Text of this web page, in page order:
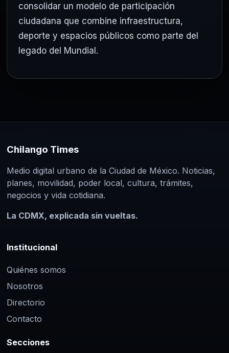
consolidar un modelo de participación
ciudadana que combine infraestructura,
deporte y espacios públicos como parte del
legado del Mundial.
Chilango Times
Medio digital urbano de la Ciudad de México. Noticias,
planes, movilidad, poder local, cultura, trámites,
negocios y vida cotidiana.
La CDMX, explicada sin vueltas.
Institucional
Quiénes somos
Nosotros
Directorio
Contacto
Secciones